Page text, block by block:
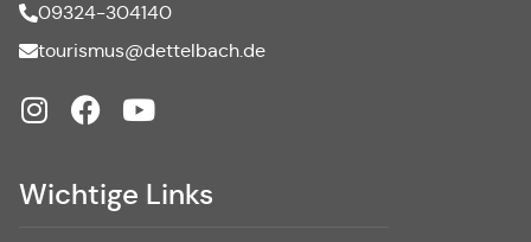
09324-304140
tourismus@dettelbach.de
Wichtige Links